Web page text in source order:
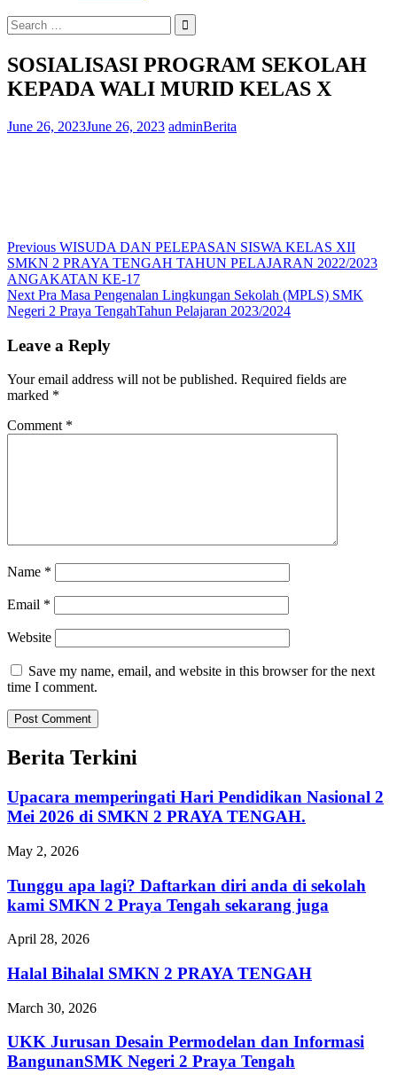
Search
for:
SOSIALISASI PROGRAM SEKOLAH
KEPADA WALI MURID KELAS X
June 26, 2023June 26, 2023 adminBerita
Post
navigation
Previous Previous
post:
WISUDA DAN PELEPASAN SISWA KELAS XII
SMKN 2 PRAYA TENGAH TAHUN PELAJARAN 2022/2023
ANGAKATAN KE-17
Next Next
post:
Pra Masa Pengenalan Lingkungan Sekolah (MPLS) SMK
Negeri 2 Praya TengahTahun Pelajaran 2023/2024
Leave a Reply
Your email address will not be published. Required fields are
marked *
Comment *
Name *
Email *
Website
Save my name, email, and website in this browser for the next
time I comment.
Berita Terkini
Upacara memperingati Hari Pendidikan Nasional 2
Mei 2026 di SMKN 2 PRAYA TENGAH.
May 2, 2026
Tunggu apa lagi? Daftarkan diri anda di sekolah
kami SMKN 2 Praya Tengah sekarang juga
April 28, 2026
Halal Bihalal SMKN 2 PRAYA TENGAH
March 30, 2026
UKK Jurusan Desain Permodelan dan Informasi
BangunanSMK Negeri 2 Praya Tengah